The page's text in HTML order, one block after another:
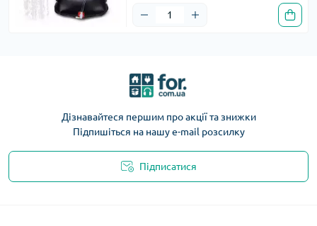
Дізнавайтеся першим про акції та знижки
Підпишіться на нашу e-mail розсилку
Підписатися